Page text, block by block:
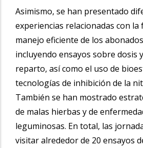
Asimismo, se han presentado
experiencias relacionadas con la
manejo eficiente de los
incluyendo ensayos sobre dosis
reparto, así como el uso de
tecnologías de inhibición de la
También se han mostrado
de malas hierbas y de
leguminosas. En total, las
visitar alrededor de 20 ensayos